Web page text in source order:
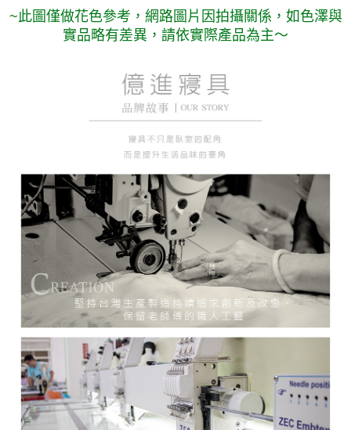
~此圖僅做花色參考， 網路圖片因拍攝關係，如色澤與
實品略有差異，請依實際產品為主～